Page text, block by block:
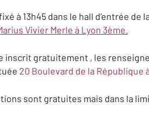
à 13h45 dans le hall d'entrée de
Vivier Merle à Lyon 3ème.
inscrit gratuitement , les
20 Boulevard de la République
sont gratuites mais dans la